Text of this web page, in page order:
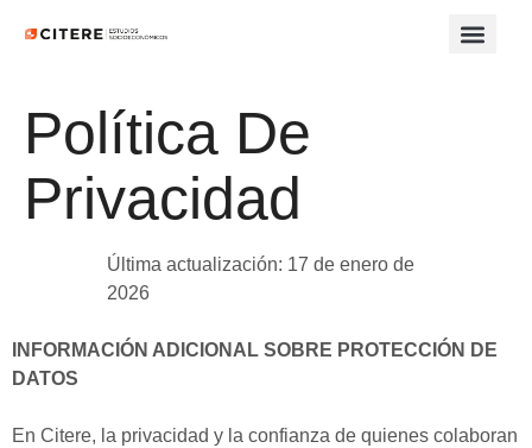
Política De
Privacidad
Última actualización: 17 de enero de
2026
INFORMACIÓN ADICIONAL SOBRE PROTECCIÓN DE
DATOS
En Citere, la privacidad y la confianza de quienes colaboran